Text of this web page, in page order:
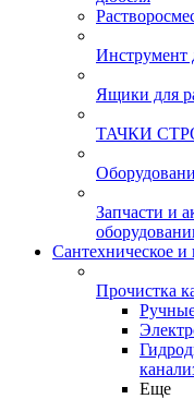
Инструмент
Ящики для
ТАЧКИ
Запчасти и
Сантехническое
Прочистка
Еще